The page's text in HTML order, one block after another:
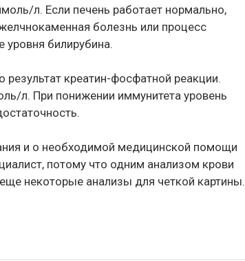
л. Если печень работает нормально,
болезнь или процесс
билирубина.
результат креатин-фосфатной реакции.
л. При понижении иммунитета уровень
и о необходимой медицинской помощи
потому что одним анализом крови
некоторые анализы для четкой картины.